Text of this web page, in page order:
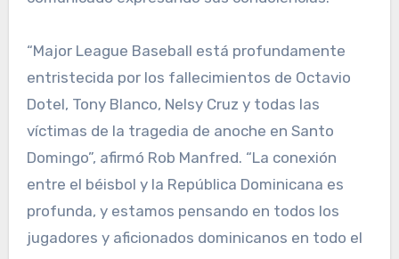
“Major League Baseball está profundamente
entristecida por los fallecimientos de Octavio
Dotel, Tony Blanco, Nelsy Cruz y todas las
víctimas de la tragedia de anoche en Santo
Domingo”, afirmó Rob Manfred. “La conexión
entre el béisbol y la República Dominicana es
profunda, y estamos pensando en todos los
jugadores y aficionados dominicanos en todo el